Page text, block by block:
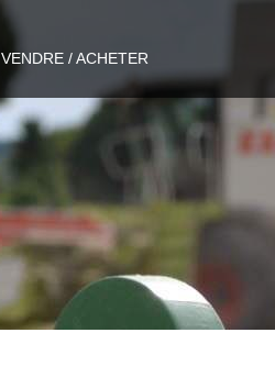
VENDRE / ACHETER